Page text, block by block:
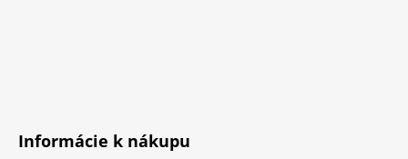
Informácie k nákupu